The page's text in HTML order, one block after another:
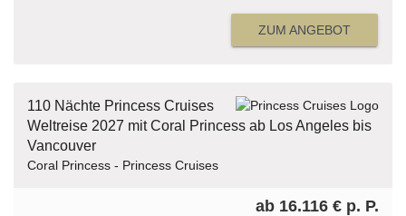
ZUM ANGEBOT
110 Nächte Princess Cruises
Weltreise 2027 mit Coral Princess ab Los Angeles bis
Vancouver
Coral Princess - Princess Cruises
ab 16.116 € p. P.